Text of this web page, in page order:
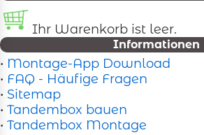
Ihr Warenkorb ist leer.
Informationen
• Montage-App Download
• FAQ - Häufige Fragen
• Sitemap
• Tandembox bauen
• Tandembox Montage